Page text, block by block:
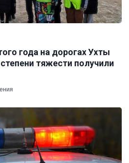
года на дорогах Ухты
тяжести получили